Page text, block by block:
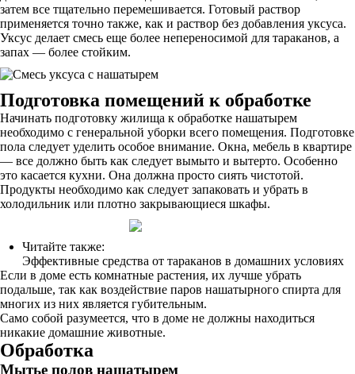
затем все тщательно перемешивается. Готовый раствор
применяется точно также, как и раствор без добавления уксуса.
Уксус делает смесь еще более непереносимой для тараканов, а
запах — более стойким.
Подготовка помещений к обработке
Начинать подготовку жилища к обработке нашатырем
необходимо с генеральной уборки всего помещения. Подготовке
пола следует уделить особое внимание. Окна, мебель в квартире
— все должно быть как следует вымыто и вытерто. Особенно
это касается кухни. Она должна просто сиять чистотой.
Продукты необходимо как следует запаковать и убрать в
холодильник или плотно закрывающиеся шкафы.
Читайте также:
Эффективные средства от тараканов в домашних условиях
Если в доме есть комнатные растения, их лучше убрать
подальше, так как воздействие паров нашатырного спирта для
многих из них является губительным.
Само собой разумеется, что в доме не должны находиться
никакие домашние животные.
Обработка
Мытье полов нашатырем